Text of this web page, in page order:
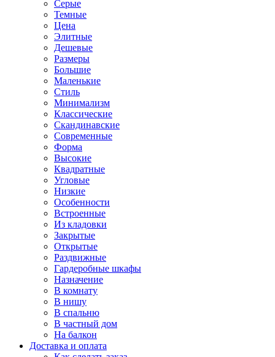
Серые
Темные
Цена
Элитные
Дешевые
Размеры
Большие
Маленькие
Стиль
Минимализм
Классические
Скандинавские
Современные
Форма
Высокие
Квадратные
Угловые
Низкие
Особенности
Встроенные
Из кладовки
Закрытые
Открытые
Раздвижные
Гардеробные шкафы
Назначение
В комнату
В нишу
В спальню
В частный дом
На балкон
Доставка и оплата